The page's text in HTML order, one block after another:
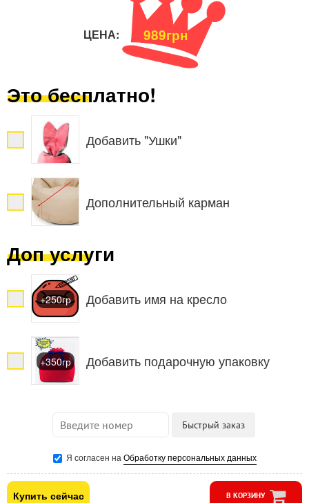
ЦЕНА: 989грн
Это бесплатно!
Добавить "Ушки"
Дополнительный карман
Доп услуги
+250гр Добавить имя на кресло
+350гр Добавить подарочную упаковку
Я согласен на Обработку персональных данных
Купить сейчас В КОРЗИНУ